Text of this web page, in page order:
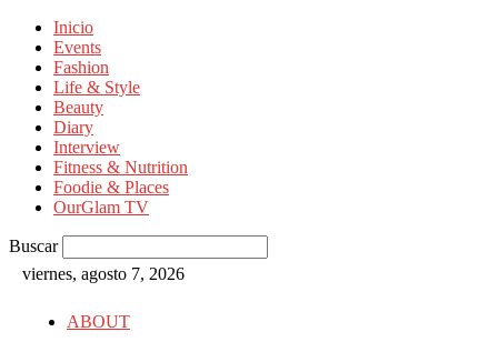
Inicio
Events
Fashion
Life & Style
Beauty
Diary
Interview
Fitness & Nutrition
Foodie & Places
OurGlam TV
Buscar
viernes, agosto 7, 2026
ABOUT